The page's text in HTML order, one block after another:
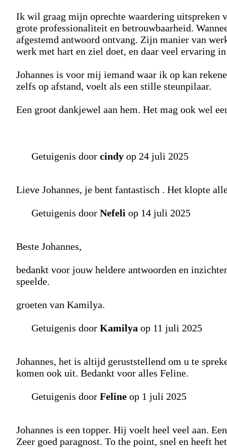
Ik wil graag mijn oprechte waardering uitspreken
grote professionaliteit en betrouwbaarheid.
afgestemd antwoord ontvang. Zijn manier van
werk met hart en ziel doet, en daar veel ervaring
Johannes is voor mij iemand waar ik op kan
zelfs op afstand, voelt als een stille steunpilaar.
Een groot dankjewel aan hem. Het mag ook wel
Getuigenis door cindy op 24 juli 2025
Lieve Johannes, je bent fantastisch . Het klopte
Getuigenis door Nefeli op 14 juli 2025
Beste Johannes,
bedankt voor jouw heldere antwoorden en
speelde.
groeten van Kamilya.
Getuigenis door Kamilya op 11 juli 2025
Johannes, het is altijd geruststellend om u te
komen ook uit. Bedankt voor alles Feline.
Getuigenis door Feline op 1 juli 2025
Johannes is een topper. Hij voelt heel veel aan.
Zeer goed paragnost. To the point, snel en heeft